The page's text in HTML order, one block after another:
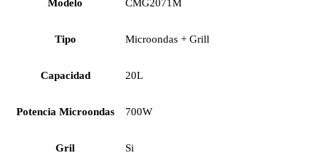
Modelo CMG2071M
Tipo Microondas + Grill
Capacidad 20L
Potencia Microondas 700W
Gril Si